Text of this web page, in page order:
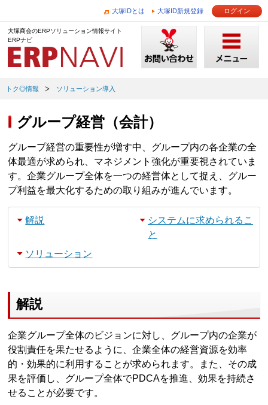
大塚IDとは 大塚ID新規登録 ログイン
大塚商会のERPソリューション情報サイト
ERPナビ
トク◎情報 ソリューション導入
グループ経営（会計）
グループ経営の重要性が増す中、グループ内の各企業の全
体最適が求められ、マネジメント強化が重要視されていま
す。企業グループ全体を一つの経営体として捉え、グルー
プ利益を最大化するための取り組みが進んでいます。
解説
システムに求められるこ
と
ソリューション
解説
企業グループ全体のビジョンに対し、グループ内の企業が
役割責任を果たせるように、企業全体の経営資源を効率
的・効果的に利用することが求められます。また、その成
果を評価し、グループ全体でPDCAを推進、効果を持続さ
せることが必要です。